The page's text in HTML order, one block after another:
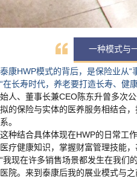
一种模式与
泰康HWP模式的背后，是保险业从“
“在长寿时代，养老要打造长寿、健
始人、董事长兼CEO陈东升曾多次
拟的保险与实体的医养服务相结合
系。
这种结合具体体现在HWP的日常工
医疗健康知识，掌握财富管理技能
“我现在许多销售场景都发生在我们
医院。来到泰康后我的展业模式与